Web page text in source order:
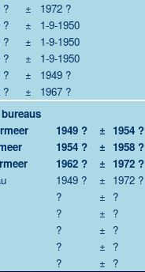
? ±
1972 ?
? ±
1-9-1950
? ±
1-9-1950
? ±
1-9-1950
? ±
1949 ?
? ±
1967 ?
1949 ? ± 1954 ?
1954 ? ± 1958 ?
1962 ? ± 1972 ?
1949 ? ± 1972 ?
? ± ?
? ± ?
? ± ?
? ± ?
? ± ?